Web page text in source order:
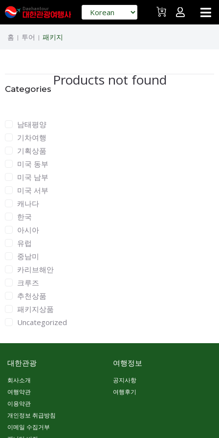
홈 | 투어 | 패키지
Categories
남태평양
기차여행
기획상품
미국 동부
미국 남부
미국 서부
캐나다
한국
아시아
유럽
중남미
카리브해안
크루즈
추천상품
패키지상품
Uncategorized
Products not found
대한관광
회사소개
여행약관
이용약관
개인정보 취급방침
이메일 수집거부
여행정보
공지사항
여행후기